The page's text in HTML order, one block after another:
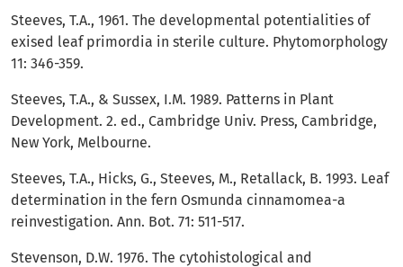
Steeves, T.A., 1961. The developmental potentialities of
exised leaf primordia in sterile culture. Phytomorphology
11: 346-359.
Steeves, T.A., & Sussex, I.M. 1989. Patterns in Plant
Development. 2. ed., Cambridge Univ. Press, Cambridge,
New York, Melbourne.
Steeves, T.A., Hicks, G., Steeves, M., Retallack, B. 1993. Leaf
determination in the fern Osmunda cinnamomea-a
reinvestigation. Ann. Bot. 71: 511-517.
Stevenson, D.W. 1976. The cytohistological and